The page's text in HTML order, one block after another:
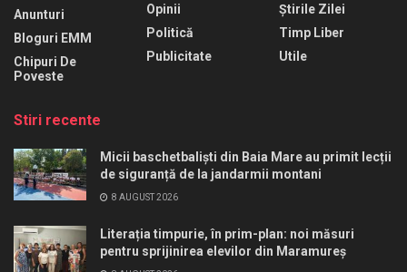
Anunturi
Bloguri EMM
Chipuri De
Poveste
Opinii
Politică
Publicitate
Știrile Zilei
Timp Liber
Utile
Stiri recente
Micii baschetbaliști din Baia Mare au primit lecții
de siguranță de la jandarmii montani
8 AUGUST 2026
Literația timpurie, în prim-plan: noi măsuri
pentru sprijinirea elevilor din Maramureș